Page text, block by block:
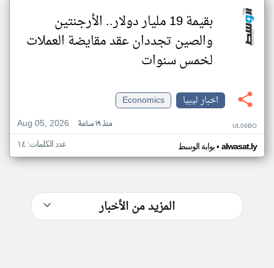
بقيمة 19 مليار دولار.. الأرجنتين
والصين تجددان عقد مقايضة العملات
لخمس سنوات
اخبار ليبيا
Economics
Aug 05, 2026
منذ ١٩ ساعة UL09BO
بوابة الوسط• alwasat.ly عدد الكلمات: ١٤
المزيد من الأخبار